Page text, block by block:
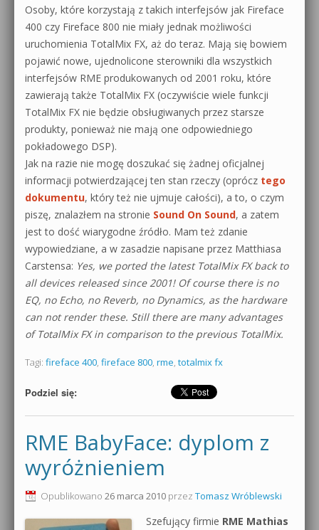
Osoby, które korzystają z takich interfejsów jak Fireface
400 czy Fireface 800 nie miały jednak możliwości
uruchomienia TotalMix FX, aż do teraz. Mają się bowiem
pojawić nowe, ujednolicone sterowniki dla wszystkich
interfejsów RME produkowanych od 2001 roku, które
zawierają także TotalMix FX (oczywiście wiele funkcji
TotalMix FX nie będzie obsługiwanych przez starsze
produkty, ponieważ nie mają one odpowiedniego
pokładowego DSP).
Jak na razie nie mogę doszukać się żadnej oficjalnej
informacji potwierdzającej ten stan rzeczy (oprócz tego
dokumentu, który też nie ujmuje całości), a to, o czym
piszę, znalazłem na stronie Sound On Sound, a zatem
jest to dość wiarygodne źródło. Mam też zdanie
wypowiedziane, a w zasadzie napisane przez Matthiasa
Carstensa: Yes, we ported the latest TotalMix FX back to
all devices released since 2001! Of course there is no
EQ, no Echo, no Reverb, no Dynamics, as the hardware
can not render these. Still there are many advantages
of TotalMix FX in comparison to the previous TotalMix.
Tagi: fireface 400, fireface 800, rme, totalmix fx
Podziel się:
RME BabyFace: dyplom z
wyróżnieniem
Opublikowano 26 marca 2010 przez Tomasz Wróblewski
Szefujący firmie RME Mathias